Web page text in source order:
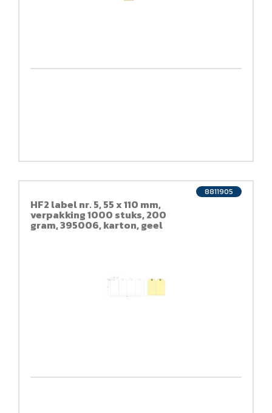
HF2 label nr. 5, 55 x 110 mm,
verpakking 1000 stuks, 200
gram, 395006, karton, geel
8811905